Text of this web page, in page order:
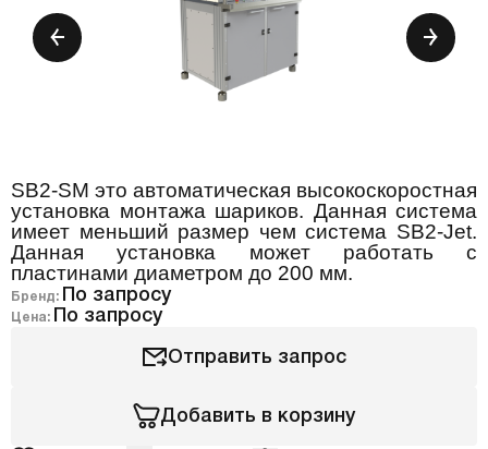
SB2-SM это автоматическая высокоскоростная
установка монтажа шариков. Данная система
имеет меньший размер чем система SB2-Jet.
Данная установка может работать с
пластинами диаметром до 200 мм.
Бренд: По запросу
Цена: По запросу
Отправить запрос
Добавить в корзину